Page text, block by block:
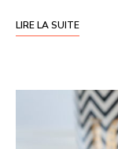
LIRE LA SUITE